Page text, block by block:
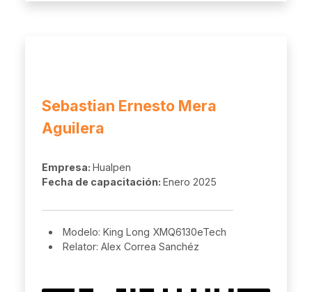
Sebastian Ernesto Mera
Aguilera
Empresa: Hualpen
Fecha de capacitación: Enero 2025
Modelo: King Long XMQ6130eTech
Relator: Alex Correa Sanchéz